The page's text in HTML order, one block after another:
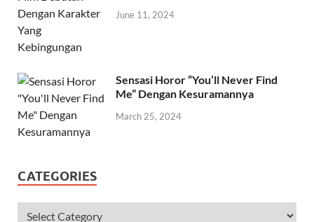
June 11, 2024
Sensasi Horor “You’ll Never Find
Me” Dengan Kesuramannya
March 25, 2024
CATEGORIES